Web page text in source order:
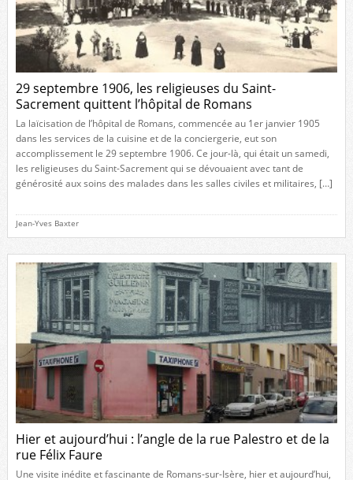
29 septembre 1906, les religieuses du Saint-
Sacrement quittent l’hôpital de Romans
La laïcisation de l’hôpital de Romans, commencée au 1er janvier 1905
dans les services de la cuisine et de la conciergerie, eut son
accomplissement le 29 septembre 1906. Ce jour-là, qui était un samedi,
les religieuses du Saint-Sacrement qui se dévouaient avec tant de
générosité aux soins des malades dans les salles civiles et militaires, […]
Jean-Yves Baxter
Hier et aujourd’hui : l’angle de la rue Palestro et de la
rue Félix Faure
Une visite inédite et fascinante de Romans-sur-Isère, hier et aujourd’hui,